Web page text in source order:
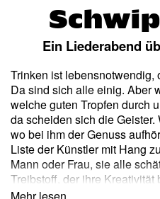
Ein Liederabend
Trinken ist lebensnotwendig,
Da sind sich alle einig. Aber
welche guten Tropfen durch
da scheiden sich die
wo bei ihm der Genuss
Liste der Künstler mit Hang
Mann oder Frau, sie alle
Treibstoff, der ihre
Talenten sollten sich